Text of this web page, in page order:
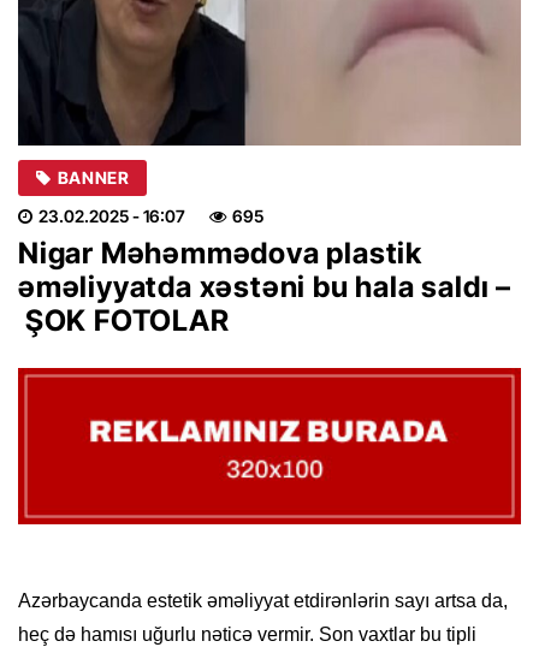
BANNER
23.02.2025- 16:07 695
Nigar Məhəmmədova plastik
əməliyyatda xəstəni bu hala saldı –
ŞOK FOTOLAR
Azərbaycanda estetik əməliyyat etdirənlərin sayı artsa da,
heç də hamısı uğurlu nəticə vermir. Son vaxtlar bu tipli